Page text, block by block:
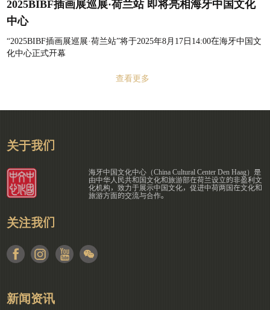
2025BIBF插画展巡展·荷兰站 即将亮相海牙中国文化
中心
“2025BIBF插画展巡展·荷兰站”将于2025年8月17日14:00在海牙中国文
化中心正式开幕
查看更多
关于我们
海牙中国文化中心（China Cultural Center Den Haag）是
由中华人民共和国文化和旅游部在荷兰设立的非盈利文
化机构，致力于展示中国文化，促进中荷两国在文化和
旅游方面的交流与合作。
关注我们
新闻资讯